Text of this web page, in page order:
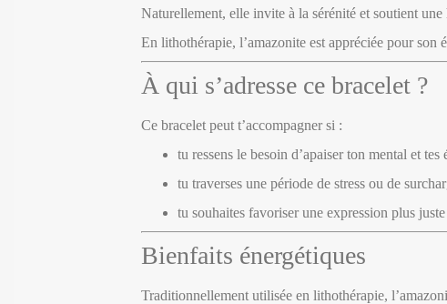
Naturellement, elle invite à la sérénité et soutient
En lithothérapie, l’amazonite est appréciée pour son
À qui s’adresse ce bracelet ?
Ce bracelet peut t’accompagner si :
tu ressens le besoin d’apaiser ton mental et tes
tu traverses une période de stress ou de
tu souhaites favoriser une expression plus juste
Bienfaits énergétiques
Traditionnellement utilisée en lithothérapie,